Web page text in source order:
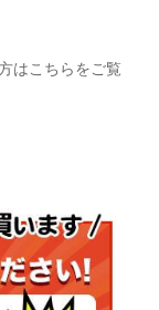
はこちらをご覧